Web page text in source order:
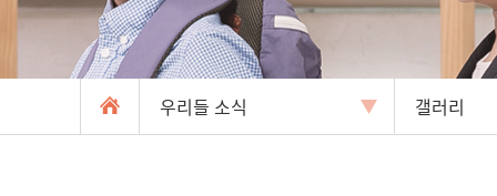
우리들 소식 갤러리